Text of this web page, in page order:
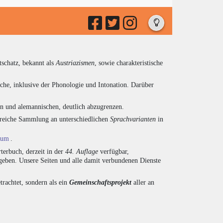
bekannt als Austriazismen , sowie charakteristische
inklusive der Phonologie und Intonation. Darüber
alemannischen, deutlich abzugrenzen.
Sammlung an unterschiedlichen Sprachvarianten in
derzeit in der 44. Auflage verfügbar,
Unsere Seiten und alle damit verbundenen Dienste
sondern als ein Gemeinschaftsprojektaller an